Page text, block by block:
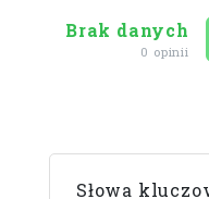
Brak danych
0 opinii
Słowa